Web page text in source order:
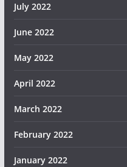
July 2022
June 2022
May 2022
April 2022
March 2022
February 2022
January 2022